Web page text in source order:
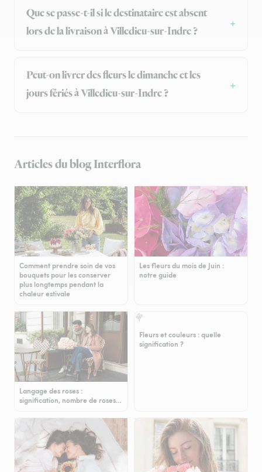
Que se passe-t-il si le destinataire est absent
lors de la livraison à Villedieu-sur-Indre ?
Peut-on livrer des fleurs le dimanche et les
jours fériés à Villedieu-sur-Indre ?
Articles du blog Interflora
Comment prendre soin de vos
bouquets pour les conserver
plus longtemps pendant la
chaleur estivale
Les fleurs du mois de Juin :
notre guide
Langage des roses :
signification, nombre de roses…
Fleurs et couleurs : quelle
signification ?